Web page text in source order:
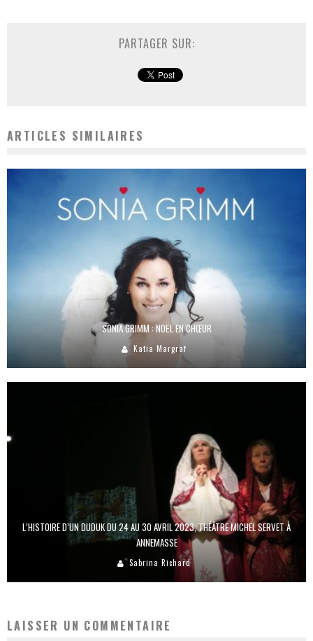
PARTAGER SUR:
ARTICLES SIMILAIRES
SONIA GRIMM : NOËL EN CHŒUR
Katia Margraf
L’HISTOIRE D’UN DUDUK DU 24 AU 30 AVRIL 2023, THÉÂTRE MICHEL SERVET À
ANNEMASSE
Sabrina Richard
LAISSER UN COMMENTAIRE